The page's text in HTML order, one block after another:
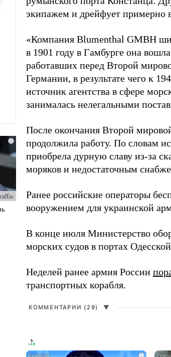
экипажем и дрейфует примерно
«Компания Blumenthal GMBH
в 1901 году в Гамбурге она
работавших перед Второй
Германии, в результате чего к
источник агентства в сфере
занималась нелегальными
После окончания Второй
продолжила работу. По словам
приобрела дурную славу из-за
моряков и недостаточным
Ранее российские операторы
вооружением для украинской
В конце июля Министерство
морских судов в портах
Неделей ранее армия России
транспортных корабля.
КОММЕНТАРИИ (29) ▼
i